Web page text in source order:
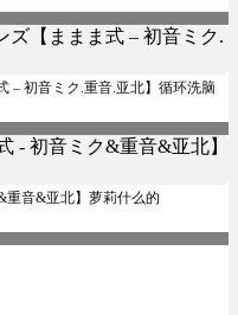
– 初音ミク.重音.亚北】循环洗脑
重音&亚北】萝莉什么的